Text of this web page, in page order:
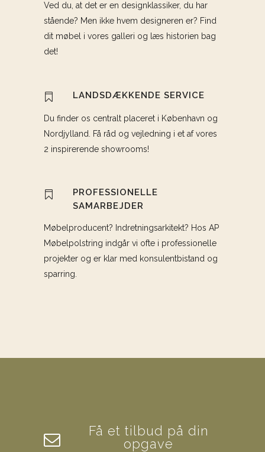
Ved du, at det er en designklassiker, du har
stående? Men ikke hvem designeren er? Find
dit møbel i vores galleri og læs historien bag
det!
LANDSDÆKKENDE SERVICE
Du finder os centralt placeret i København og
Nordjylland. Få råd og vejledning i et af vores
2 inspirerende showrooms!
PROFESSIONELLE
SAMARBEJDER
Møbelproducent? Indretningsarkitekt? Hos AP
Møbelpolstring indgår vi ofte i professionelle
projekter og er klar med konsulentbistand og
sparring.
Få et tilbud på din
opgave